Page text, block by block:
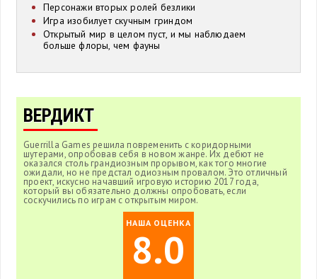
Персонажи вторых ролей безлики
Игра изобилует скучным гриндом
Открытый мир в целом пуст, и мы наблюдаем
больше флоры, чем фауны
ВЕРДИКТ
Guerrilla Games решила повременить с коридорными
шутерами, опробовав себя в новом жанре. Их дебют не
оказался столь грандиозным прорывом, как того многие
ожидали, но не предстал одиозным провалом. Это отличный
проект, искусно начавший игровую историю 2017 года,
который вы обязательно должны опробовать, если
соскучились по играм с открытым миром.
НАША ОЦЕНКА
8.0